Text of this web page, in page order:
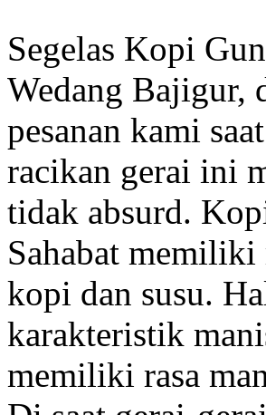
Segelas Kopi
Wedang Bajigur,
pesanan kami
racikan gerai ini
tidak absurd.
Sahabat memiliki
kopi dan susu.
karakteristik
memiliki rasa